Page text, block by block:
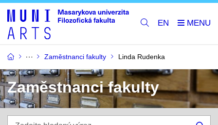
EN
Zaměstnanci fakulty Linda Rudenka
Zaměstnanci fakulty